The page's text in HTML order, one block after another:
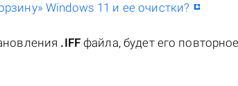
Windows 11 и ее очистки?
.IFFфайла, будет его